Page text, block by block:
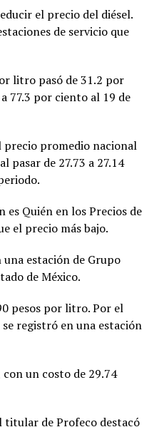
el precio del diésel.
de servicio que
litro pasó de 31.2 por
77.3 por ciento al 19 de
precio promedio nacional
pasar de 27.73 a 27.14
Quién en los Precios de
el precio más bajo.
estación de Grupo
de México.
pesos por litro. Por el
registró en una estación
con un costo de 29.74
titular de Profeco destacó